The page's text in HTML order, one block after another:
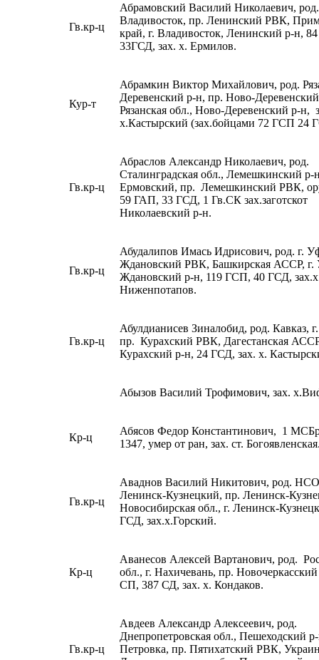
Гв.кр-ц
Абрамовский Василий Николаевич, род.
Владивосток, пр. Ленинский РВК,
край, г. Владивосток, Ленинский р-н,
33ГСД, зах. х. Ермилов.
Кур-т
Абрамкин Виктор Михайлович, род.
Деревенский р-н, пр. Ново-
Рязанская обл., Ново-Деревенский р-н,
х.Кастырский (зах.бойцами 72 ГСП 24
Гв.кр-ц
Абраслов Александр Николаевич, род.
Сталинградская обл., Лемешкинский р-
Ермовский, пр. Лемешкинский РВК,
59 ГАП, 33 ГСД, 1 Гв.СК зах.заготскот
Николаевский р-н.
Гв.кр-ц
Абудалипов Имась Идрисович, род. г.
Ждановский РВК, Башкирская АССР, г.
Ждановский р-н, 119 ГСП, 40 ГСД,
Ниженпотапов.
Гв.кр-ц
Абулдианисев Зиналобид, род. Кавказ,
пр. Курахский РВК, Дагестанская
Курахский р-н, 24 ГСД, зах. х.
Абызов Василий Трофимович, зах.
Кр-ц
Абясов Федор Константинович, 1
1347, умер от ран, зах. ст.
Гв.кр-ц
Аваднов Василий Никитович, род.
Ленинск-Кузнецкий, пр. Ленинск-
Новосибирская обл., г. Ленинск-
ГСД, зах.х.Горский.
Кр-ц
Аванесов Алексей Вартанович, род.
обл., г. Нахичевань, пр.
СП, 387 СД, зах. х. Кондаков.
Гв.кр-ц
Авдеев Александр Алексеевич, род.
Днепропетровская обл., Пешеходский
Петровка, пр. Пятихатский РВК,